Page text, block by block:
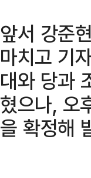
앞서 강준
마치고 기
대와 당과
혔으나, 오
을 확정해